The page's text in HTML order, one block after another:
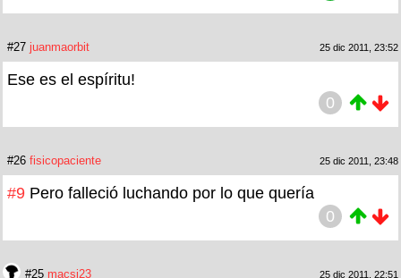
#27 juanmaorbit 25 dic 2011, 23:52
Ese es el espíritu!
0
#26 fisicopaciente 25 dic 2011, 23:48
#9 Pero falleció luchando por lo que quería
0
#25 macsi23 25 dic 2011, 22:51